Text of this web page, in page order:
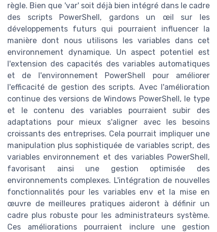
règle. Bien que 'var' soit déjà bien intégré dans le cadre
des scripts PowerShell, gardons un œil sur les
développements futurs qui pourraient influencer la
manière dont nous utilisons les variables dans cet
environnement dynamique. Un aspect potentiel est
l'extension des capacités des variables automatiques
et de l'environnement PowerShell pour améliorer
l'efficacité de gestion des scripts. Avec l'amélioration
continue des versions de Windows PowerShell, le type
et le contenu des variables pourraient subir des
adaptations pour mieux s'aligner avec les besoins
croissants des entreprises. Cela pourrait impliquer une
manipulation plus sophistiquée de variables script, des
variables environnement et des variables PowerShell,
favorisant ainsi une gestion optimisée des
environnements complexes. L'intégration de nouvelles
fonctionnalités pour les variables env et la mise en
œuvre de meilleures pratiques aideront à définir un
cadre plus robuste pour les administrateurs système.
Ces améliorations pourraient inclure une gestion